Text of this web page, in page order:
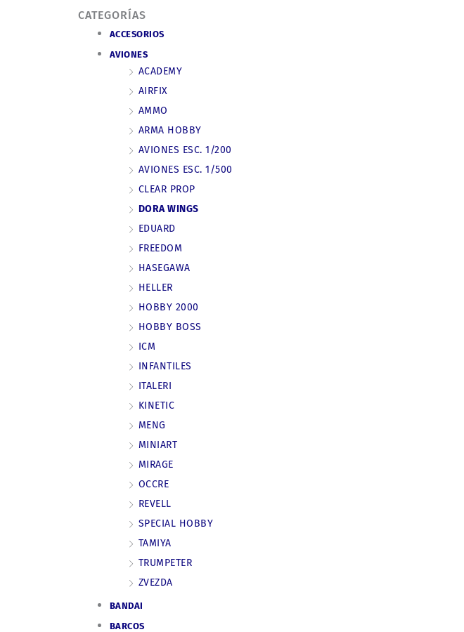
CATEGORÍAS
ACCESORIOS
AVIONES
ACADEMY
AIRFIX
AMMO
ARMA HOBBY
AVIONES ESC. 1/200
AVIONES ESC. 1/500
CLEAR PROP
DORA WINGS
EDUARD
FREEDOM
HASEGAWA
HELLER
HOBBY 2000
HOBBY BOSS
ICM
INFANTILES
ITALERI
KINETIC
MENG
MINIART
MIRAGE
OCCRE
REVELL
SPECIAL HOBBY
TAMIYA
TRUMPETER
ZVEZDA
BANDAI
BARCOS